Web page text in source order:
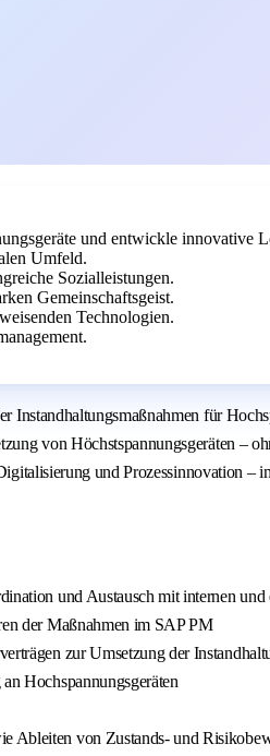
und entwickle innovative
Umfeld.
Sozialleistungen.
Gemeinschaftsgeist.
Technologien.
für
von Höchstspannungsgeräten –
und Prozessinnovation
und Austausch mit internen und
der Maßnahmen im SAP PM
zur Umsetzung der
Hochspannungsgeräten
Ableiten von Zustands- und